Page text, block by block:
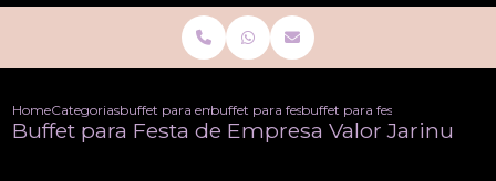
HomeCategoriasbuffet para empresasbuffet para festa em empresabuffet para festa de empresa
Buffet para Festa de Empresa Valor Jarinu